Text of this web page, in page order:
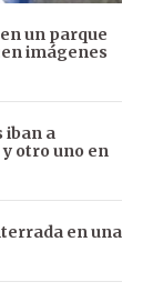
un parque
imágenes
iban a
otro uno en
en una